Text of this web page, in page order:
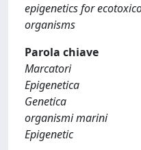
epigenetics for
organisms
Parola chiave
Marcatori
Epigenetica
Genetica
organismi marini
Epigenetic